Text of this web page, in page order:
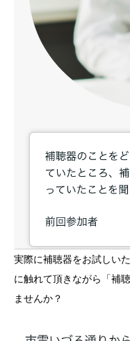
実際に補聴器をお試しい
に触れて頂きながら「補
ませんか？